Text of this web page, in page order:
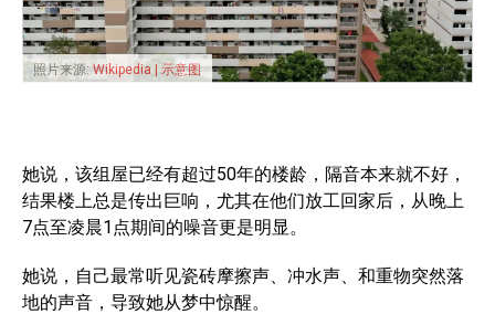
照片来源:Wikipedia | 示意图
她说，该组屋已经有超过50年的楼龄，隔音本来就不好，
结果楼上总是传出巨响，尤其在他们放工回家后，从晚上
7点至凌晨1点期间的噪音更是明显。
她说，自己最常听见瓷砖摩擦声、冲水声、和重物突然落
地的声音，导致她从梦中惊醒。